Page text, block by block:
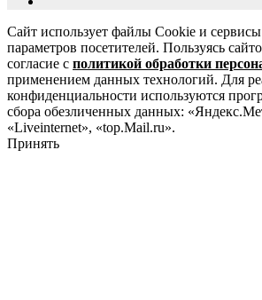
Сайт использует файлы Cookie и
параметров посетителей. Пользуясь
согласие с политикой обработки
применением данных технологий. Для
конфиденциальности используются
сбора обезличенных данных:
«Liveinternet», «top.Mail.ru».
Принять